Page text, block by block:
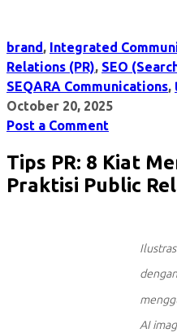
brand, Integrated
Relations (PR), SEO
SEQARA Communications,
October 20, 2025
Post a Comment
Tips PR: 8 Kiat
Praktisi Public
dengan
AI